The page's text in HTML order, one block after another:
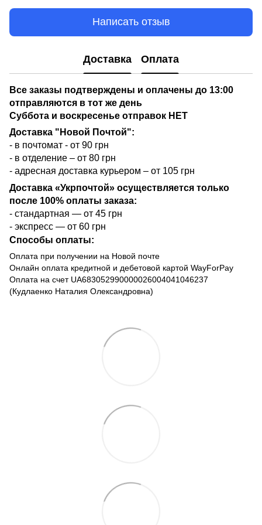
Написать отзыв
Доставка Оплата
Все заказы подтверждены и оплачены до 13:00
отправляются в тот же день
Суббота и воскресенье отправок НЕТ
Доставка "Новой Почтой":
- в почтомат - от 90 грн
- в отделение – от 80 грн
- адресная доставка курьером – от 105 грн
Доставка «Укрпочтой» осуществляется только
после 100% оплаты заказа:
- стандартная — от 45 грн
- экспресс — от 60 грн
Способы оплаты:
Оплата при получении на Новой почте
Онлайн оплата кредитной и дебетовой картой WayForPay
Оплата на счет UA683052990000026004041046237
(Кудлаенко Наталия Олександровна)